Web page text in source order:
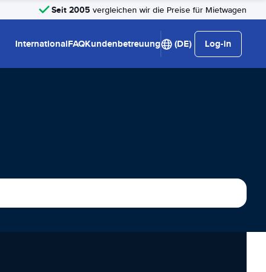
Seit 2005 vergleichen wir die Preise für Mietwagen
InternationalFAQKundenbetreuung (DE) Log-in